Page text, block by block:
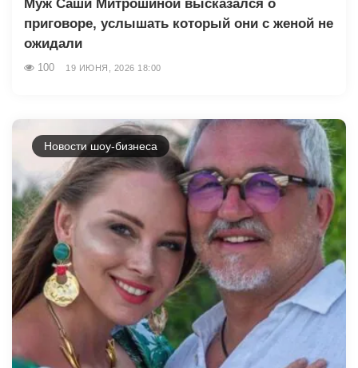
Муж Саши Митрошиной высказался о
приговоре, услышать который они с женой не
ожидали
100 19 ИЮНЯ, 2026 18:00
Новости шоу-бизнеса